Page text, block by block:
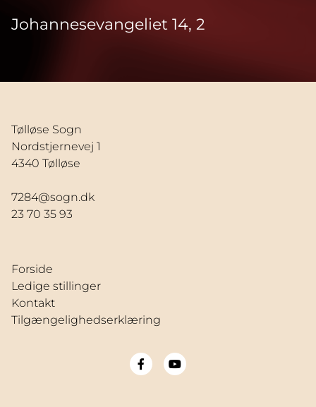
Johannesevangeliet 14, 2
Tølløse Sogn
Nordstjernevej 1
4340 Tølløse
7284@sogn.dk
23 70 35 93
Forside
Ledige stillinger
Kontakt
Tilgængelighedserklæring